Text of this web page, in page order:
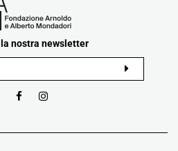
nostra newsletter